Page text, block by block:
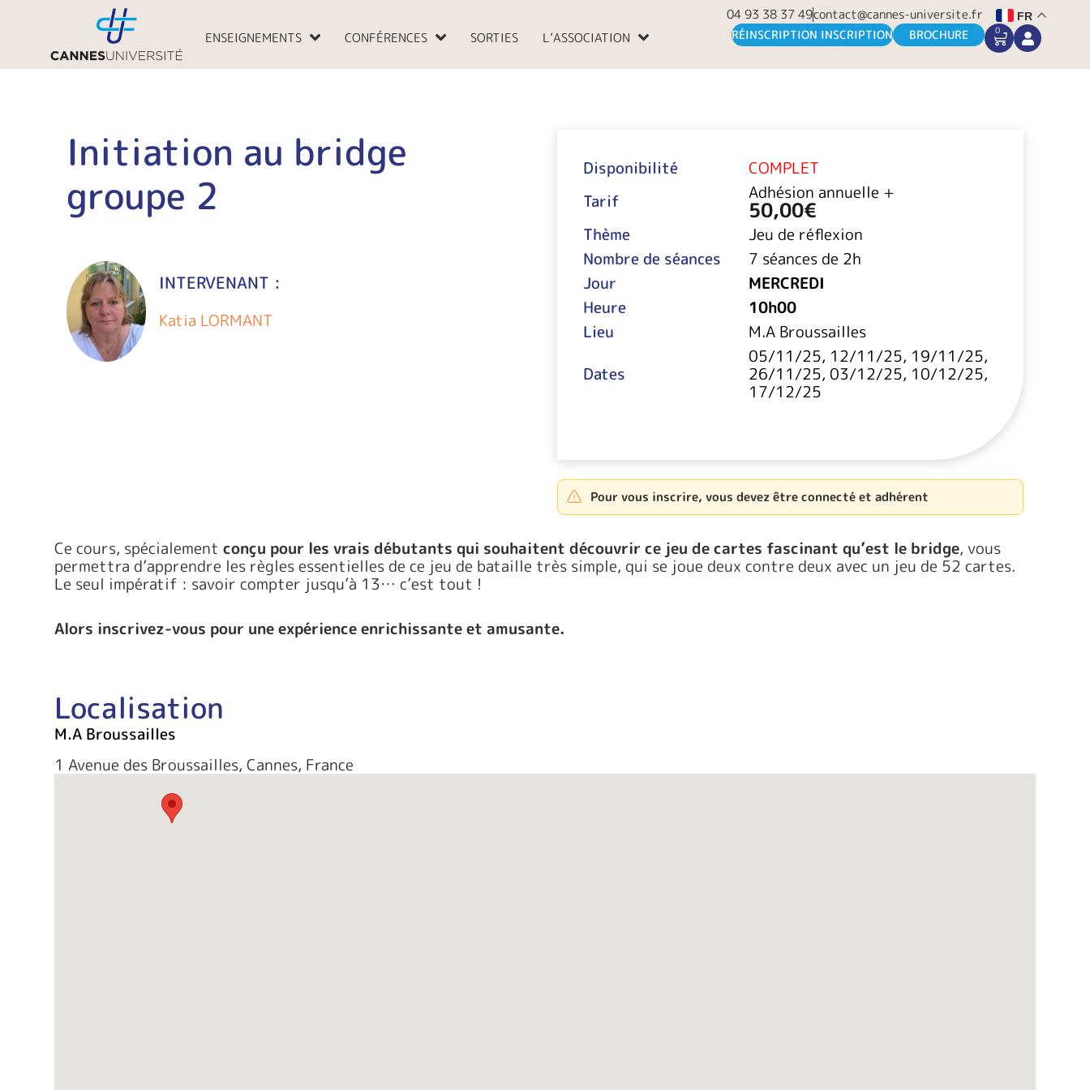
04 93 38 37 49contact@cannes-universite.fr FR
ENSEIGNEMENTS CONFÉRENCES SORTIES L’ASSOCIATION RÉINSCRIPTION INSCRIPTION BROCHURE 0
CART
Initiation au bridge
groupe 2
INTERVENANT :
Katia LORMANT
Disponibilité
COMPLET
Tarif
Adhésion annuelle +
50,00€
Thème
Jeu de réflexion
Nombre de séances
7 séances de 2h
Jour
MERCREDI
Heure
10h00
Lieu
M.A Broussailles
Dates
05/11/25, 12/11/25, 19/11/25,
26/11/25, 03/12/25, 10/12/25,
17/12/25
Pour vous inscrire, vous devez être connecté et adhérent
Ce cours, spécialement conçu pour les vrais débutants qui souhaitent découvrir ce jeu de cartes fascinant qu’est le bridge, vous
permettra d’apprendre les règles essentielles de ce jeu de bataille très simple, qui se joue deux contre deux avec un jeu de 52 cartes.
Le seul impératif : savoir compter jusqu’à 13… c’est tout !
Alors inscrivez-vous pour une expérience enrichissante et amusante.
Localisation
M.A Broussailles
1 Avenue des Broussailles, Cannes, France